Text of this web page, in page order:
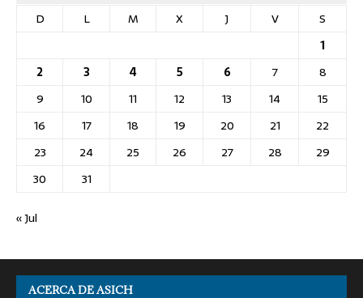
D
L M X J V
S
1
2
3 4 5 6 7
8
9
10 11 12 13 14
15
16
17 18 19 20 21
22
23
24 25 26 27 28
29
30
31
« Jul
ACERCA DE ASICH